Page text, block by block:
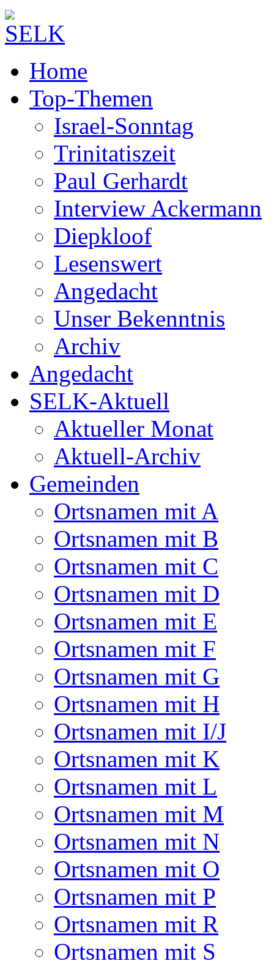
Home
Top-Themen
Israel-Sonntag
Trinitatiszeit
Paul Gerhardt
Interview Ackermann
Diepkloof
Lesenswert
Angedacht
Unser Bekenntnis
Archiv
Angedacht
SELK-Aktuell
Aktueller Monat
Aktuell-Archiv
Gemeinden
Ortsnamen mit A
Ortsnamen mit B
Ortsnamen mit C
Ortsnamen mit D
Ortsnamen mit E
Ortsnamen mit F
Ortsnamen mit G
Ortsnamen mit H
Ortsnamen mit I/J
Ortsnamen mit K
Ortsnamen mit L
Ortsnamen mit M
Ortsnamen mit N
Ortsnamen mit O
Ortsnamen mit P
Ortsnamen mit R
Ortsnamen mit S